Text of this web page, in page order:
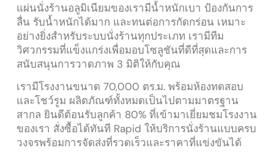
แผ่นนั่งร้านอลูมิเนียมของเรามีน้ำหนักเบา ป้องกันการ
ลื่น รับน้ำหนักได้มาก และทนต่อการกัดกร่อน เหมาะ
อย่างยิ่งสำหรับระบบนั่งร้านทุกประเภท เรามีทีม
วิศวกรรมที่แข็งแกร่งเพื่อมอบโซลูชันที่ดีที่สุดและการ
สนับสนุนการวาดภาพ 3 มิติให้กับคุณ
เรามีโรงงานขนาด 70,000 ตร.ม. พร้อมห้องทดสอบ
และโชว์รูม ผลิตภัณฑ์ทั้งหมดเป็นไปตามมาตรฐาน
สากล ยินดีต้อนรับลูกค้า 80% ที่เข้ามาเยี่ยมชมโรงงาน
ของเรา สั่งซื้อได้ทันที Rapid ให้บริการนั่งร้านแบบครบ
วงจรพร้อมการจัดส่งที่รวดเร็วและราคาที่แข่งขันได้